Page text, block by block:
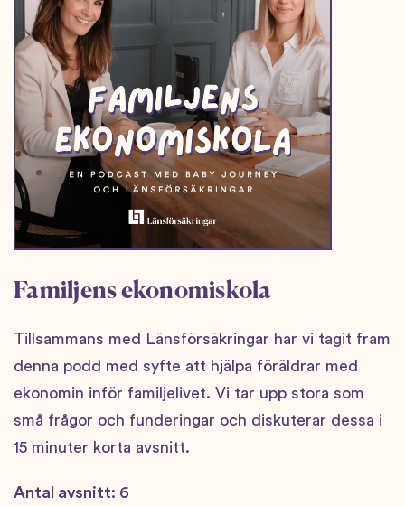
Familjens ekonomiskola
Tillsammans med Länsförsäkringar har vi tagit fram
denna podd med syfte att hjälpa föräldrar med
ekonomin inför familjelivet. Vi tar upp stora som
små frågor och funderingar och diskuterar dessa i
15 minuter korta avsnitt.
Antal avsnitt: 6